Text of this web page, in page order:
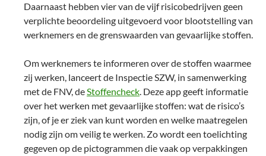
Daarnaast hebben vier van de vijf risicobedrijven geen
verplichte beoordeling uitgevoerd voor blootstelling van
werknemers en de grenswaarden van gevaarlijke stoffen.
Om werknemers te informeren over de stoffen waarmee
zij werken, lanceert de Inspectie SZW, in samenwerking
met de FNV, deStoffencheck. Deze app geeft informatie
over het werken met gevaarlijke stoffen: wat de risico’s
zijn, of je er ziek van kunt worden en welke maatregelen
nodig zijn om veilig te werken. Zo wordt een toelichting
gegeven op de pictogrammen die vaak op verpakkingen